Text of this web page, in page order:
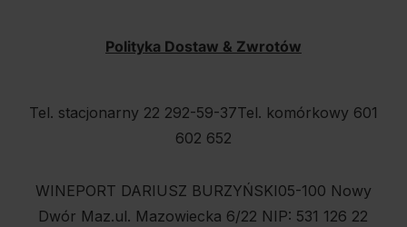
Polityka Dostaw & Zwrotów
Tel. stacjonarny 22 292-59-37Tel. komórkowy 601
602 652
WINEPORT DARIUSZ BURZYŃSKI05-100 Nowy
Dwór Maz.ul. Mazowiecka 6/22 NIP: 531 126 22